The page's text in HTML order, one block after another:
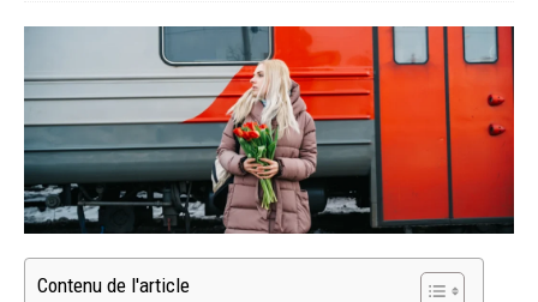
Contenu de l'article